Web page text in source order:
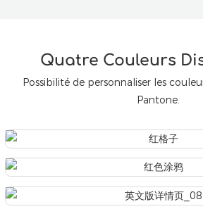
Quatre Couleurs
Possibilité de personnaliser les
Pantone.